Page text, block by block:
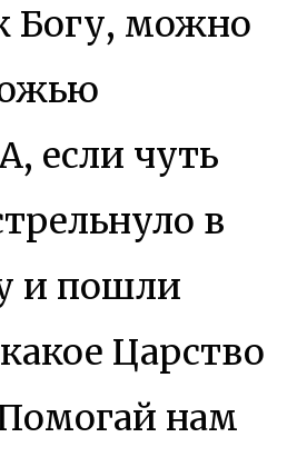
Богу, можно
если чуть
в
и пошли
Царство
нам